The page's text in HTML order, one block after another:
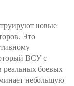
новые
Это
ВСУ с
реальных боевых
небольшую